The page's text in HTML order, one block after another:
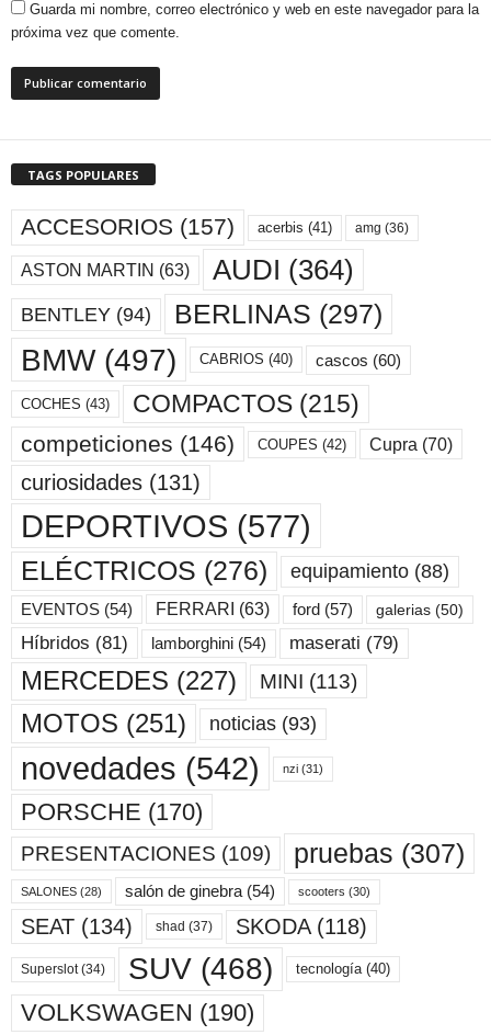
Guarda mi nombre, correo electrónico y web en este navegador para la
próxima vez que comente.
TAGS POPULARES
ACCESORIOS (157) acerbis (41) amg (36)
ASTON MARTIN (63) AUDI (364)
BENTLEY (94) BERLINAS (297)
BMW(497) CABRIOS (40) cascos (60)
COCHES (43) COMPACTOS (215)
competiciones (146) COUPES (42) Cupra (70)
curiosidades (131)
DEPORTIVOS (577)
ELÉCTRICOS (276) equipamiento (88)
EVENTOS (54) FERRARI (63) ford (57) galerias (50)
Híbridos (81) lamborghini (54) maserati (79)
MERCEDES (227) MINI (113)
MOTOS (251) noticias (93)
novedades (542) nzi (31)
PORSCHE (170)
PRESENTACIONES (109) pruebas (307)
SALONES (28) salón de ginebra (54) scooters (30)
SEAT (134) shad (37) SKODA(118)
Superslot(34) SUV (468) tecnología(40)
VOLKSWAGEN (190)